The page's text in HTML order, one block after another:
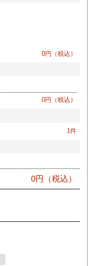
0円（税込）
0円（税込）
1件
0円（税込）